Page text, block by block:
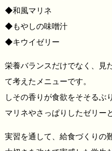
◆和風マリネ
◆もやしの味噌汁
◆キウイゼリー
栄養バランスだけでなく、見
て考えたメニューです。
しその香りが食欲をそそるぶ
マリネやさっぱりしたゼリー
実習を通して、給食づくりの